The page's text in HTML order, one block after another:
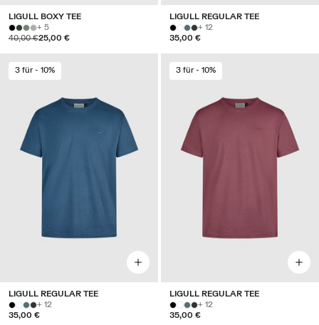
LIGULL BOXY TEE
+ 5
40,00 €25,00 €
LIGULL REGULAR TEE
+ 12
35,00 €
3 für - 10%
LIGULL REGULAR TEE
+ 12
35,00 €
3 für - 10%
LIGULL REGULAR TEE
+ 12
35,00 €